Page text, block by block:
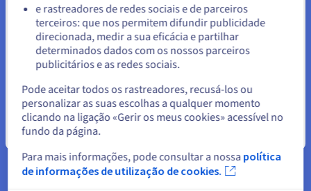
Além destes três primeiros domínios reservados para o seu
site, o número de alias possível depende da oferta de
alojamento por que optar. Esta opção é especificada em
função do número de sites aconselhados. A título de exemplo,
a oferta Pro, com 10 sites, permitir-lhe-á hierarquizar o seu
site com um máximo de 7 subdomínios suplementares.
Tabela comparativa do número de subdomínios possíveis de
acordo com o plano de alojamento web:
Oferta
Alojamento
Ficar no website atual
Selecionar outro website
e rastreadores de redes sociais e de parceiros
terceiros: que nos permitem difundir publicidade
direcionada, medir a sua eficácia e partilhar
determinados dados com os nossos parceiros
publicitários e as redes sociais.
Pode aceitar todos os rastreadores, recusá-los ou
personalizar as suas escolhas a qualquer momento
clicando na ligação «Gerir os meus cookies» acessível no
fundo da página.
Para mais informações, pode consultar a nossa política
de informações de utilização de cookies.